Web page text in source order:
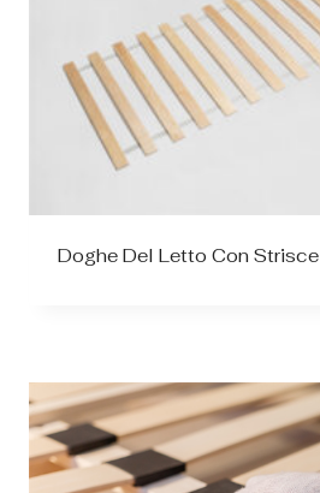
Doghe Del Letto Con Strisce